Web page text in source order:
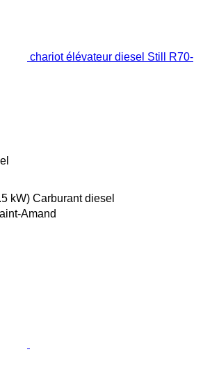
chariot élévateur diesel Still R70-
kW) Carburant diesel
Amand